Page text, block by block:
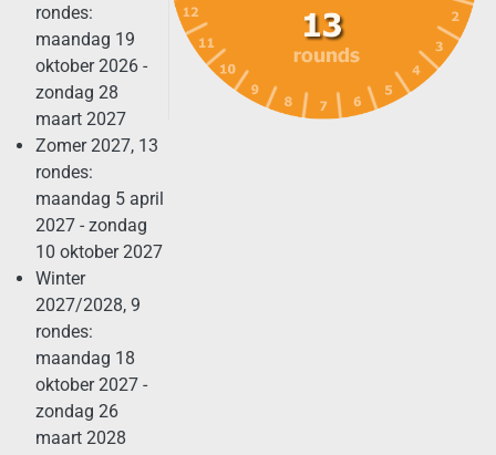
rondes:
maandag 19
oktober 2026 -
zondag 28
maart 2027
Zomer 2027, 13
rondes:
maandag 5 april
2027 - zondag
10 oktober 2027
Winter
2027/2028, 9
rondes:
maandag 18
oktober 2027 -
zondag 26
maart 2028